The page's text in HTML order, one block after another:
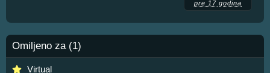
pre 17 godina
Omiljeno za (1)
Virtual